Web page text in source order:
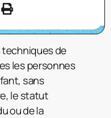
techniques de
les personnes
sans
le statut
ou de la